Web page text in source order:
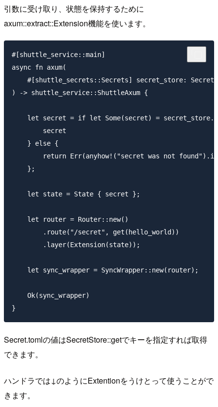
引数に受け取り、状態を保持するために
axum::extract::Extension機能を使います。
#[shuttle_service::main]
async fn axum(
#[shuttle_secrets::Secrets] secret_store:
) -> shuttle_service::ShuttleAxum {
let secret = if let Some(secret) =
        secret
    } else {
return Err(anyhow!("secret was not
    };
    let state = State { secret };
    let router = Router::new()
        .route("/secret", get(hello_world))
        .layer(Extension(state));
    let sync_wrapper = SyncWrapper::new(router);
    Ok(sync_wrapper)
Secret.tomlの値はSecretStore::getでキーを指定すれば取得
できます。
ハンドラでは↓のようにExtentionをうけとって使うことがで
きます。